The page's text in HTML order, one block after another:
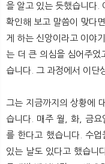
을 알고 있는 듯했습니다.
확인해 보고 말씀이 맞다
게 하는 신앙이라고 이야
는 더 큰 의심을 심어주었
습니다. 그 과정에서 이단
그는 지금까지의 상황에
습니다. 매주 월, 화, 금
를 한다고 했습니다. 수업
있는 날도 있다고 했습니